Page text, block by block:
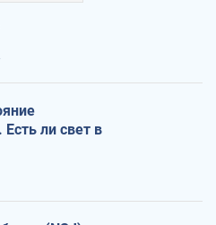
ли свет в